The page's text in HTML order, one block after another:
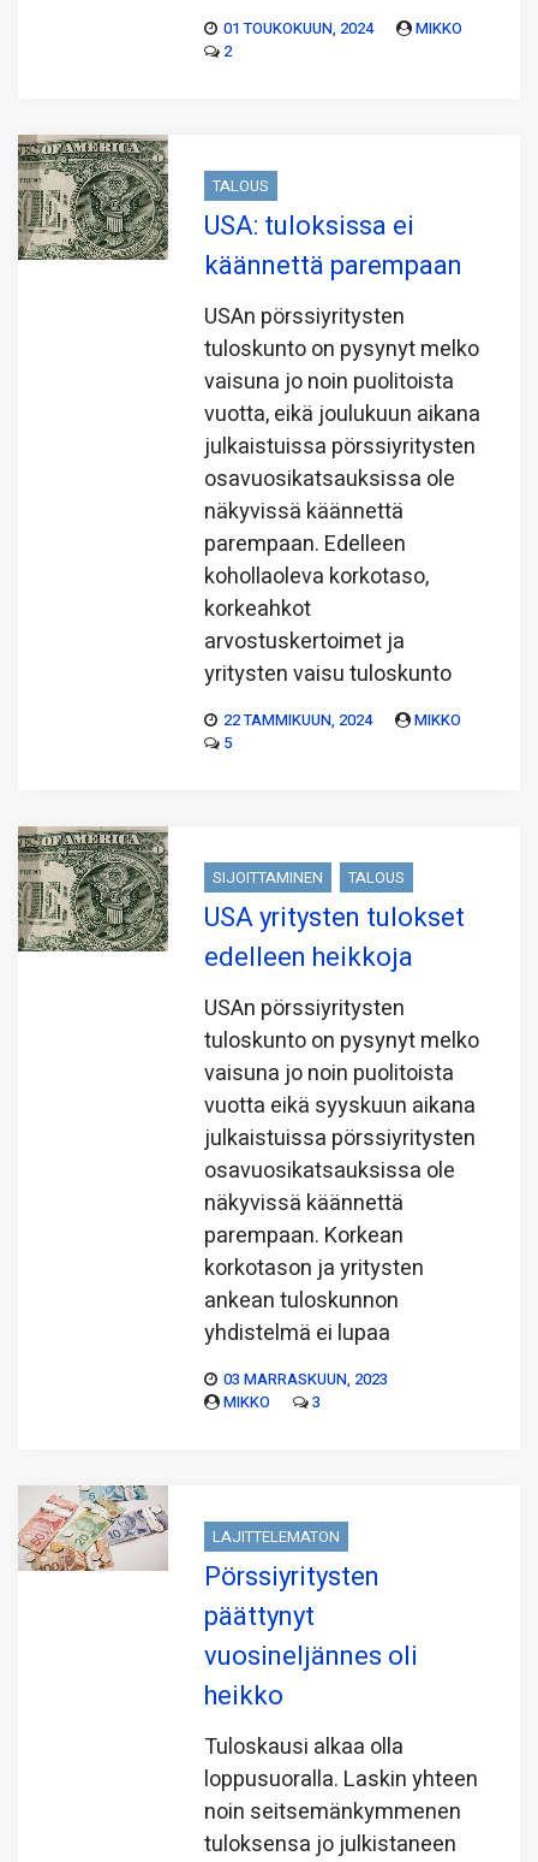
01 TOUKOKUUN, 2024
MIKKO
2
TALOUS
USA: tuloksissa ei
käännettä parempaan
USAn pörssiyritysten
tuloskunto on pysynyt melko
vaisuna jo noin puolitoista
vuotta, eikä joulukuun aikana
julkaistuissa pörssiyritysten
osavuosikatsauksissa ole
näkyvissä käännettä
parempaan. Edelleen
kohollaoleva korkotaso,
korkeahkot
arvostuskertoimet ja
yritysten vaisu tuloskunto
22 TAMMIKUUN, 2024
MIKKO
5
SIJOITTAMINEN TALOUS
USA yritysten tulokset
edelleen heikkoja
USAn pörssiyritysten
tuloskunto on pysynyt melko
vaisuna jo noin puolitoista
vuotta eikä syyskuun aikana
julkaistuissa pörssiyritysten
osavuosikatsauksissa ole
näkyvissä käännettä
parempaan. Korkean
korkotason ja yritysten
ankean tuloskunnon
yhdistelmä ei lupaa
03 MARRASKUUN, 2023
MIKKO
3
LAJITTELEMATON
Pörssiyritysten
päättynyt
vuosineljännes oli
heikko
Tuloskausi alkaa olla
loppusuoralla. Laskin yhteen
noin seitsemänkymmenen
tuloksensa jo julkistaneen